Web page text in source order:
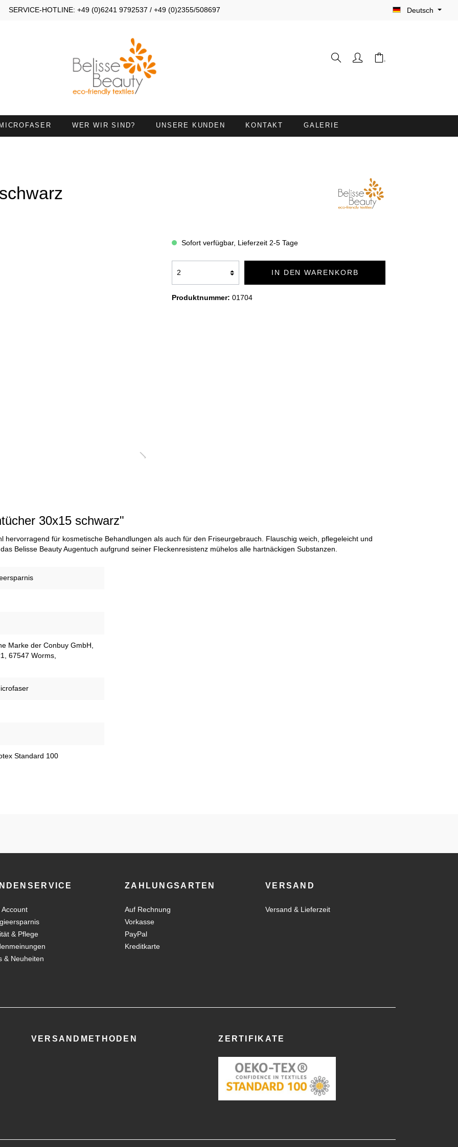
Deutsch
SERVICE-HOTLINE: +49 (0)6241 9792537 / +49 (0)2355/508697
MICROFASER WER WIR SIND? UNSERE KUNDEN KONTAKT GALERIE
LIEGENBEZÜGE MIT
BADEMÄNTEL NEW GENERATION BADEMÄNTEL DUO SOFT
KUSCHELDECKEN LIGHT KUSCHELDECKEN PREMIUM
KUSCHELDECKEN MIT
Sofort verfügbar, Lieferzeit 2-5 Tage
IN DEN WARENKORB
Produktnummer: 01704
30x15 schwarz"
hervorragend für kosmetische Behandlungen als auch für den Friseurgebrauch. Flauschig weich, pflegeleicht und
Belisse Beauty Augentuch aufgrund seiner Fleckenresistenz mühelos alle hartnäckigen Substanzen.
Marke der Conbuy GmbH,
67547 Worms,
Standard 100
Account
& Pflege
& Neuheiten
ZAHLUNGSARTEN
Auf Rechnung
Vorkasse
PayPal
Kreditkarte
VERSAND
Versand & Lieferzeit
VERSANDMETHODEN ZERTIFIKATE